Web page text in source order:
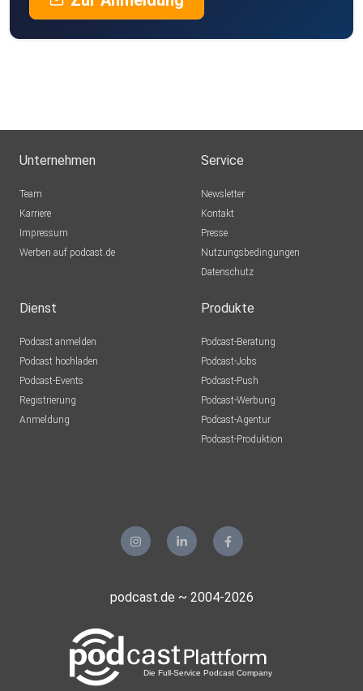
Unternehmen
Team
Karriere
Impressum
Werben auf podcast.de
Service
Newsletter
Kontakt
Presse
Nutzungsbedingungen
Datenschutz
Dienst
Podcast anmelden
Podcast hochladen
Podcast-Events
Registrierung
Anmeldung
Produkte
Podcast-Beratung
Podcast-Jobs
Podcast-Push
Podcast-Werbung
Podcast-Agentur
Podcast-Produktion
podcast.de ~ 2004-2026